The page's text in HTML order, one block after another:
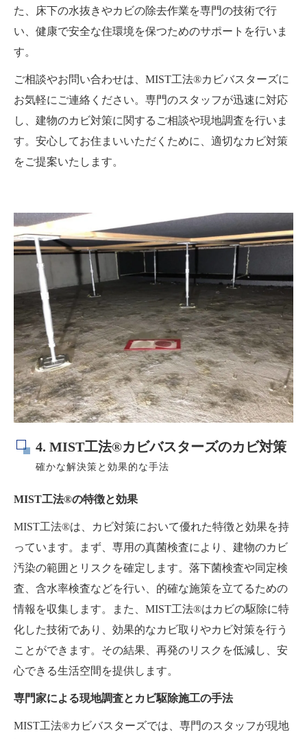
た、床下の水抜きやカビの除去作業を専門の技術で行
い、健康で安全な住環境を保つためのサポートを行いま
す。
ご相談やお問い合わせは、MIST工法®カビバスターズに
お気軽にご連絡ください。専門のスタッフが迅速に対応
し、建物のカビ対策に関するご相談や現地調査を行いま
す。安心してお住まいいただくために、適切なカビ対策
をご提案いたします。
4. MIST工法®カビバスターズのカビ対策
確かな解決策と効果的な手法
MIST工法®の特徴と効果
MIST工法®は、カビ対策において優れた特徴と効果を持
っています。まず、専用の真菌検査により、建物のカビ
汚染の範囲とリスクを確定します。落下菌検査や同定検
査、含水率検査などを行い、的確な施策を立てるための
情報を収集します。また、MIST工法®はカビの駆除に特
化した技術であり、効果的なカビ取りやカビ対策を行う
ことができます。その結果、再発のリスクを低減し、安
心できる生活空間を提供します。
専門家による現地調査とカビ駆除施工の手法
MIST工法®カビバスターズでは、専門のスタッフが現地